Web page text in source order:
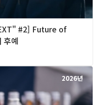
#2] Future of
후예
2026년